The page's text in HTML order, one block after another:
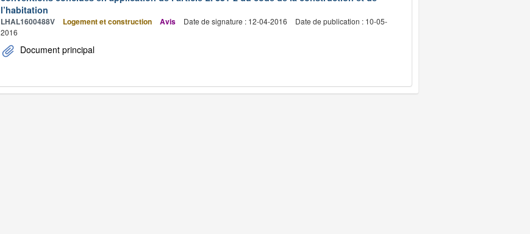
l’habitation
LHAL1600488V Logement et construction Avis Date de signature : 12-04-2016
Date de publication : 10-05-
2016
Document principal